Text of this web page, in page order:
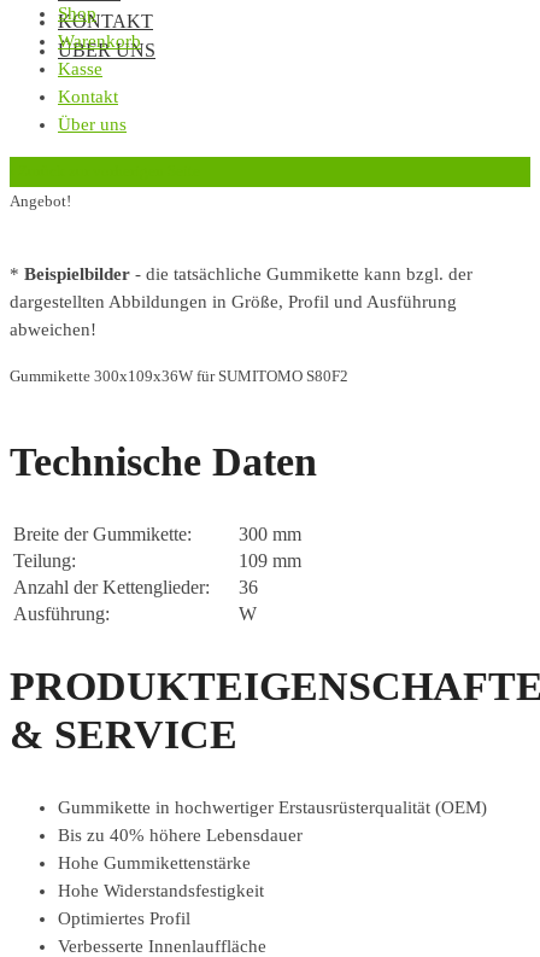
KONTAKT
ÜBER UNS
Shop
Warenkorb
Kasse
Kontakt
Über uns
Angebot!
* Beispielbilder - die tatsächliche Gummikette kann bzgl. der
dargestellten Abbildungen in Größe, Profil und Ausführung
abweichen!
Gummikette 300x109x36W für SUMITOMO S80F2
Technische Daten
Breite der Gummikette:
300 mm
Teilung:
109 mm
Anzahl der Kettenglieder:
36
Ausführung:
W
& SERVICE
Gummikette in hochwertiger Erstausrüsterqualität (OEM)
Bis zu 40% höhere Lebensdauer
Hohe Gummikettenstärke
Hohe Widerstandsfestigkeit
Optimiertes Profil
Verbesserte Innenlauffläche